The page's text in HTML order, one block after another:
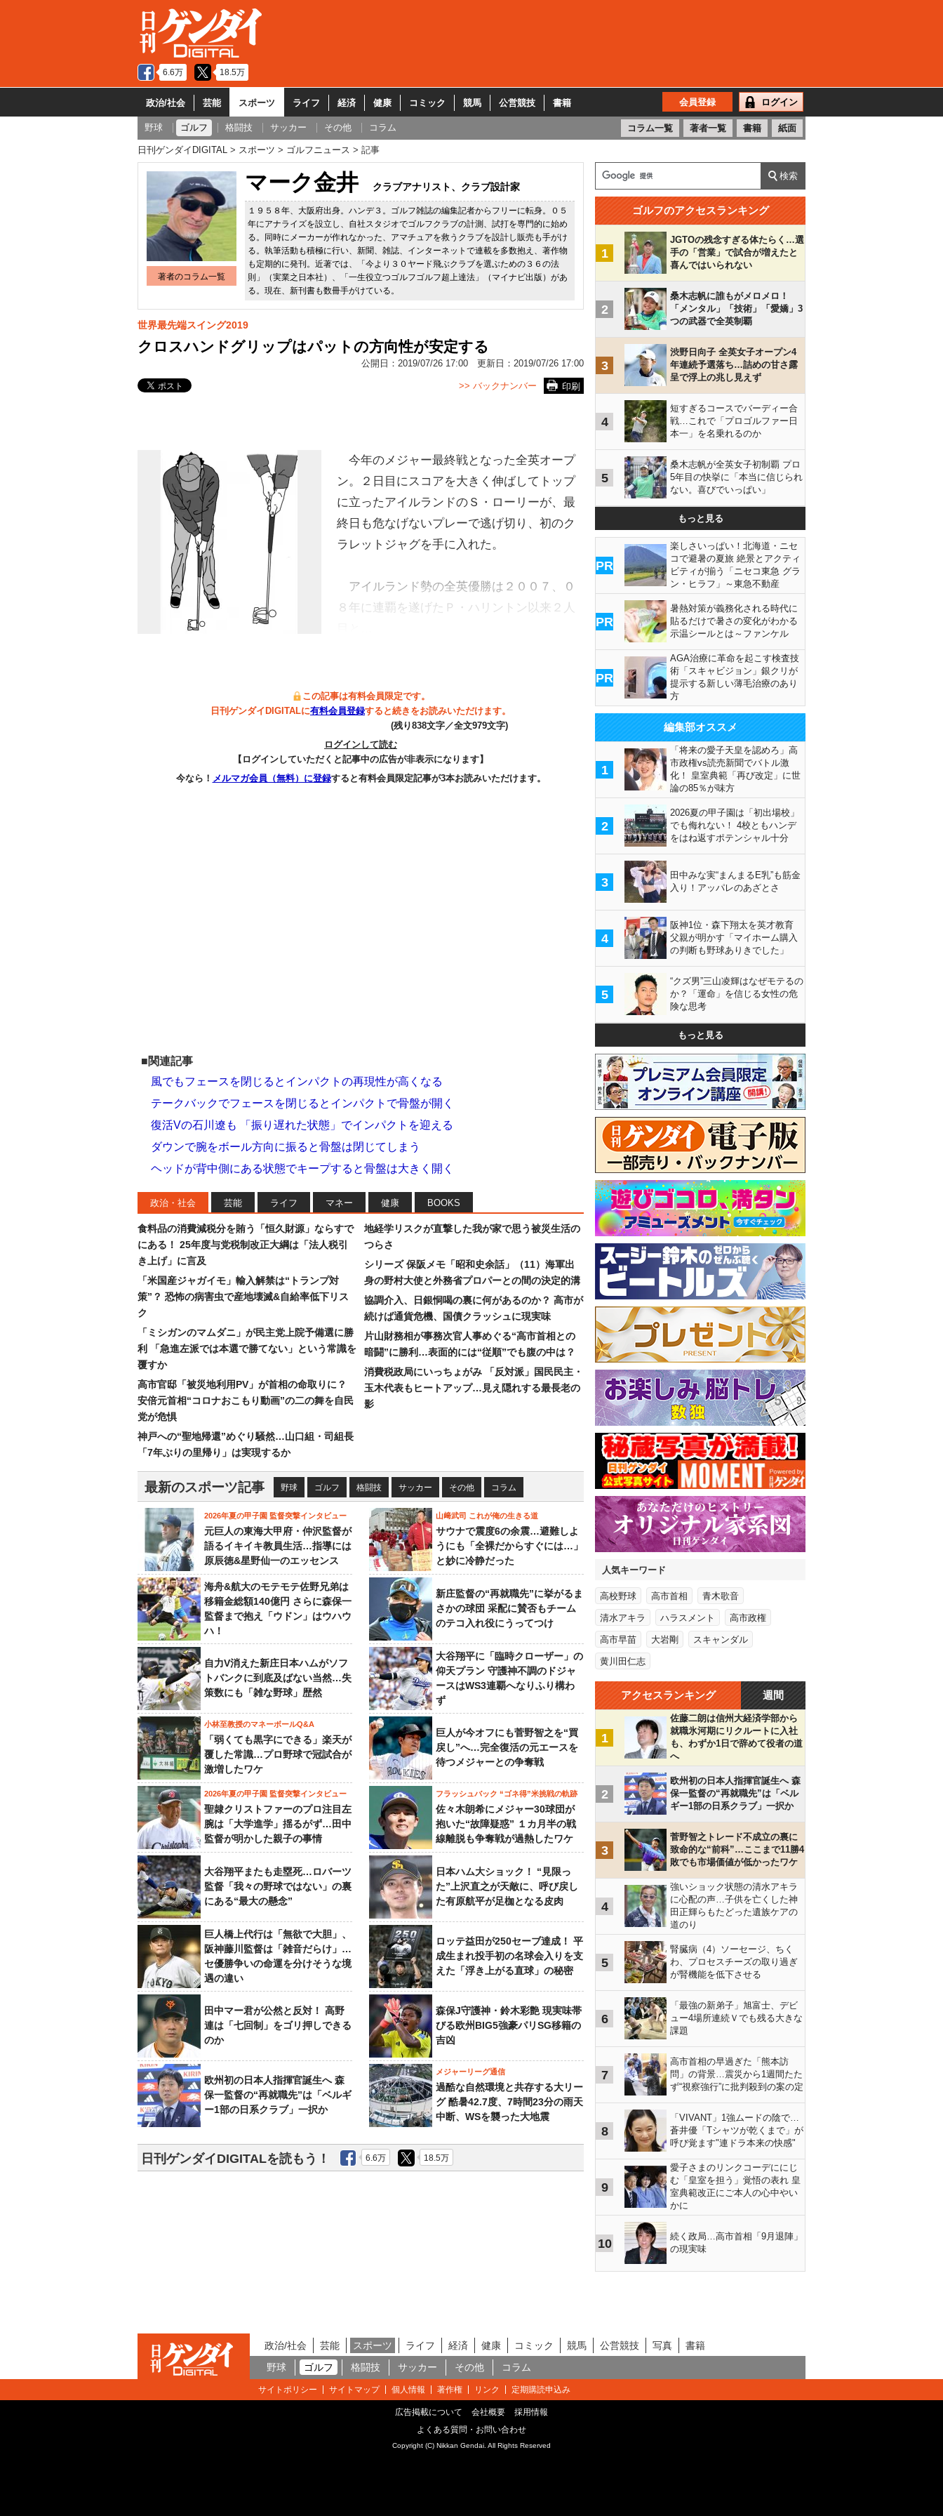
6.6万 18.5万
政治/社会 芸能 スポーツ ライフ 経済 健康 コミック 競馬 公営競技 書籍 会員登録 ログイン
野球 ゴルフ 格闘技 サッカー その他 コラム コラム一覧 著者一覧 書籍 紙面
日刊ゲンダイDIGITAL スポーツ ゴルフニュース 記事
著者のコラム一覧
マーク金井 クラブアナリスト、クラブ設計家
１９５８年、大阪府出身。ハンデ３。ゴルフ雑誌の編集記者からフリーに転身。０５
年にアナライズを設立し、自社スタジオでゴルフクラブの計測、試打を専門的に始め
る。同時にメーカーが作れなかった、アマチュアを救うクラブを設計し販売も手がけ
る。執筆活動も積極に行い、新聞、雑誌、インターネットで連載を多数抱え、著作物
も定期的に発刊。近著では、「今より３０ヤード飛ぶクラブを選ぶための３６の法
則」（実業之日本社）、「一生役立つゴルフゴルフ超上達法」（マイナビ出版）があ
る。現在、新刊書も数冊手がけている。
世界最先端スイング2019
クロスハンドグリップはパットの方向性が安定する
公開日： 2019/07/26 17:00 更新日： 2019/07/26 17:00
印刷
>> バックナンバー
今年のメジャー最終戦となった全英オープ
ン。２日目にスコアを大きく伸ばしてトップ
に立ったアイルランドのＳ・ローリーが、最
終日も危なげないプレーで逃げ切り、初のク
ラレットジャグを手に入れた。
アイルランド勢の全英優勝は２００７、０
８年に連覇を遂げたＰ・ハリントン以来２人
この記事は有料会員限定です。
日刊ゲンダイDIGITALに有料会員登録すると続きをお読みいただけます。
(残り838文字／全文979文字)
ログインして読む
【ログインしていただくと記事中の広告が非表示になります】
今なら！ メルマガ会員（無料）に登録すると有料会員限定記事が3本お読みいただけます。
■関連記事
風でもフェースを閉じるとインパクトの再現性が高くなる
テークバックでフェースを閉じるとインパクトで骨盤が開く
復活Vの石川遼も 「振り遅れた状態」でインパクトを迎える
ダウンで腕をボール方向に振ると骨盤は閉じてしまう
ヘッドが背中側にある状態でキープすると骨盤は大きく開く
政治・社会 芸能 ライフ マネー 健康 BOOKS
食料品の消費減税分を賄う「恒久財源」ならすで
にある！ 25年度与党税制改正大綱は「法人税引
き上げ」に言及
「米国産ジャガイモ」輸入解禁は“トランプ対
策”？ 恐怖の病害虫で産地壊滅&自給率低下リス
ク
「ミシガンのマムダニ」が民主党上院予備選に勝
利 「急進左派では本選で勝てない」という常識を
覆すか
高市官邸「被災地利用PV」が首相の命取りに？
安倍元首相“コロナおこもり動画”の二の舞を自民
党が危惧
神戸への“聖地帰還”めぐり騒然…山口組・司組長
「7年ぶりの里帰り」は実現するか
地経学リスクが直撃した我が家で思う被災生活の
つらさ
シリーズ 保阪メモ「昭和史余話」（11）海軍出
身の野村大使と外務省プロパーとの間の決定的溝
協調介入、日銀恫喝の裏に何があるのか？ 高市が
続けば通貨危機、国債クラッシュに現実味
片山財務相が事務次官人事めぐる“高市首相との
暗闘”に勝利…表面的には“従順”でも腹の中は？
消費税政局にいっちょがみ 「反対派」国民民主・
玉木代表もヒートアップ…見え隠れする最長老の
影
最新のスポーツ記事 野球 ゴルフ 格闘技 サッカー その他 コラム
2026年夏の甲子園 監督突撃インタビュー
元巨人の東海大甲府・仲沢監督が
語るイキイキ教員生活…指導には
原辰徳&星野仙一のエッセンス
山﨑武司 これが俺の生きる道
サウナで震度6の余震…避難しよ
うにも「全裸だからすぐには…」
と妙に冷静だった
海舟&航大のモテモテ佐野兄弟は
移籍金総額140億円 さらに森保一
監督まで抱え「ウドン」はウハウ
ハ！
新庄監督の“再就職先”に挙がるま
さかの球団 采配に賛否もチーム
のテコ入れ役にうってつけ
自力V消えた新庄日本ハムがソフ
トバンクに到底及ばない当然…失
策数にも「雑な野球」歴然
大谷翔平に「臨時クローザー」の
仰天プラン 守護神不調のドジャ
ースはWS3連覇へなりふり構わ
ず
小林至教授のマネーボールQ&A
「弱くても黒字にできる」楽天が
覆した常識…プロ野球で冠試合が
激増したワケ
巨人が今オフにも菅野智之を“買
戻し”へ…完全復活の元エースを
待つメジャーとの争奪戦
2026年夏の甲子園 監督突撃インタビュー
聖隷クリストファーのプロ注目左
腕は「大学進学」揺るがず…田中
監督が明かした親子の事情
フラッシュバック “ゴネ得”米挑戦の軌跡
佐々木朗希にメジャー30球団が
抱いた“故障疑惑” １カ月半の戦
線離脱も争奪戦が過熱したワケ
大谷翔平またも走塁死…ロバーツ
監督「我々の野球ではない」の裏
にある“最大の懸念”
日本ハム大ショック！ “見限っ
た”上沢直之が天敵に、呼び戻し
た有原航平が足枷となる皮肉
巨人橋上代行は「無欲で大胆」、
阪神藤川監督は「雑音だらけ」…
セ優勝争いの命運を分けそうな境
遇の違い
ロッテ益田が250セーブ達成！ 平
成生まれ投手初の名球会入りを支
えた「浮き上がる直球」の秘密
田中マー君が公然と反対！ 高野
連は「七回制」をゴリ押しできる
のか
森保J守護神・鈴木彩艶 現実味帯
びる欧州BIG5強豪パリSG移籍の
吉凶
欧州初の日本人指揮官誕生へ 森
保一監督の“再就職先”は「ベルギ
ー1部の日系クラブ」一択か
メジャーリーグ通信
過酷な自然環境と共存する大リー
グ 酷暑42.7度、7時間23分の雨天
中断、WSを襲った大地震
日刊ゲンダイDIGITALを読もう！ 6.6万 18.5万
ゴルフのアクセスランキング
1
JGTOの残念すぎる体たらく…選
手の「営業」で試合が増えたと
喜んではいられない
2
桑木志帆に誰もがメロメロ！
「メンタル」「技術」「愛嬌」3
つの武器で全英制覇
3
渋野日向子 全英女子オープン4
年連続予選落ち…詰めの甘さ露
呈で浮上の兆し見えず
4
短すぎるコースでバーディー合
戦…これで「プロゴルファー日
本一」を名乗れるのか
5
桑木志帆が全英女子初制覇 プロ
5年目の快挙に「本当に信じられ
ない。喜びでいっぱい」
もっと見る
PR
楽しさいっぱい！北海道・ニセ
コで避暑の夏旅 絶景とアクティ
ビティが揃う「ニセコ東急 グラ
ン・ヒラフ」～東急不動産
PR
暑熱対策が義務化される時代に
貼るだけで暑さの変化がわかる
示温シールとは～ファンケル
PR
AGA治療に革命を起こす検査技
術「スキャビジョン」銀クリが
提示する新しい薄毛治療のあり
方
編集部オススメ
1
「将来の愛子天皇を認めろ」高
市政権vs読売新聞でバトル激
化！ 皇室典範「再び改定」に世
論の85％が味方
2
2026夏の甲子園は「初出場校」
でも侮れない！ 4校ともハンデ
をはね返すポテンシャル十分
3
田中みな実“まんまるE乳”も筋金
入り！アッパレのあざとさ
4
阪神1位・森下翔太を英才教育
父親が明かす「マイホーム購入
の判断も野球ありきでした」
5
“クズ男”三山凌輝はなぜモテるの
か？「運命」を信じる女性の危
険な思考
もっと見る
人気キーワード
高校野球 高市首相 青木歌音
清水アキラ ハラスメント 高市政権
高市早苗 大岩剛 スキャンダル
黄川田仁志
アクセスランキング 週間
1
佐藤二朗は信州大経済学部から
就職氷河期にリクルートに入社
も、わずか1日で辞めて役者の道
へ
2
欧州初の日本人指揮官誕生へ 森
保一監督の“再就職先”は「ベル
ギー1部の日系クラブ」一択か
3
菅野智之トレード不成立の裏に
致命的な“前科”…ここまで11勝4
敗でも市場価値が低かったワケ
4
強いショック状態の清水アキラ
に心配の声…子供を亡くした神
田正輝らもたどった遺族ケアの
道のり
5
腎臓病（4）ソーセージ、ちく
わ、プロセスチーズの取り過ぎ
が腎機能を低下させる
6
「最強の新弟子」旭富士、デビ
ュー4場所連続Ｖでも残る大きな
課題
7
高市首相の早過ぎた「熊本訪
問」の背景…震災から1週間たた
ず“視察強行”に批判殺到の案の定
8
「VIVANT」1強ムードの陰で…
蒼井優「Tシャツが乾くまで」が
呼び覚ます"連ドラ本来の快感"
9
愛子さまのリンクコーデににじ
む「皇室を担う」覚悟の表れ 皇
室典範改正にご本人の心中やい
かに
10
続く政局…高市首相「9月退陣」
の現実味
政治/社会 芸能 スポーツ ライフ 経済 健康 コミック 競馬 公営競技 写真
書籍
野球
ゴルフ 格闘技 サッカー その他 コラム
サイトポリシー サイトマップ 個人情報 著作権 リンク 定期購読申込み
広告掲載について 会社概要
採用情報
よくある質問・お問い合わせ
Copyright (C) Nikkan Gendai. All Rights Reserved